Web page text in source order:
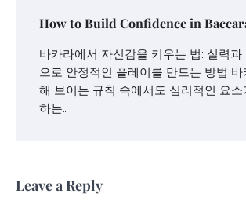
How to Build Confidence in
바카라에서 자신감을 키우는 법: 실력과
으로 안정적인 플레이를 만드는 방법
해 보이는 규칙 속에서도 심리적인 요소
하는…
Leave a Reply